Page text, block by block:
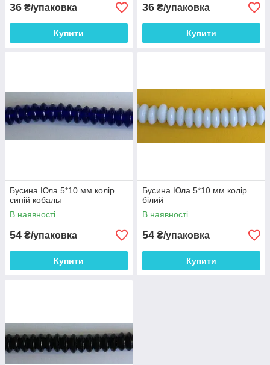
36 ₴/упаковка
Купити
36 ₴/упаковка
Купити
Бусина Юла 5*10 мм колір
синій кобальт
В наявності
54 ₴/упаковка
Купити
Бусина Юла 5*10 мм колір
білий
В наявності
54 ₴/упаковка
Купити